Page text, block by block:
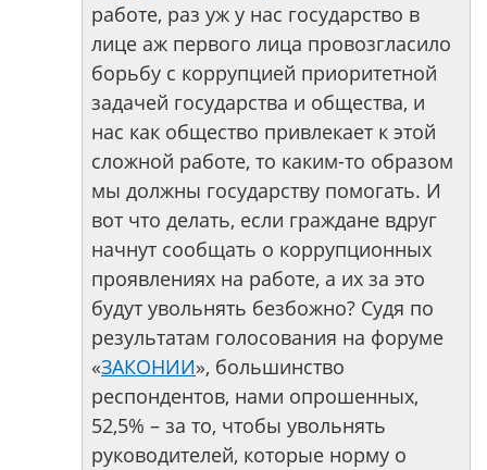
работе, раз уж у нас государство в
лице аж первого лица провозгласило
борьбу с коррупцией приоритетной
задачей государства и общества, и
нас как общество привлекает к этой
сложной работе, то каким-то образом
мы должны государству помогать. И
вот что делать, если граждане вдруг
начнут сообщать о коррупционных
проявлениях на работе, а их за это
будут увольнять безбожно? Судя по
результатам голосования на форуме
«ЗАКОНИИ», большинство
респондентов, нами опрошенных,
52,5% – за то, чтобы увольнять
руководителей, которые норму о